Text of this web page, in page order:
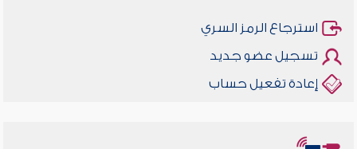
استرجاع الرمز السري
تسجيل عضو جديد
إعادة تفعيل حساب